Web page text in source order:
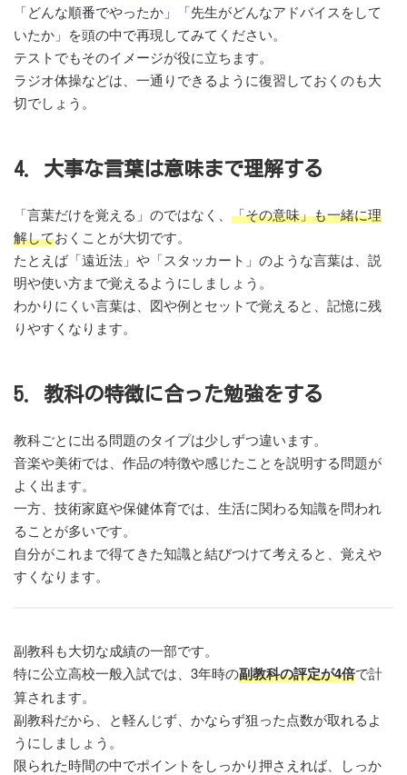
「どんな順番でやったか」「先生がどんなアドバイスをして
いたか」を頭の中で再現してみてください。
テストでもそのイメージが役に立ちます。
ラジオ体操などは、一通りできるように復習しておくのも大
切でしょう。
4. 大事な言葉は意味まで理解する
「言葉だけを覚える」のではなく、 「その意味」も一緒に理
解しておくことが大切です。
たとえば「遠近法」や「スタッカート」のような言葉は、説
明や使い方まで覚えるようにしましょう。
わかりにくい言葉は、図や例とセットで覚えると、記憶に残
りやすくなります。
5. 教科の特徴に合った勉強をする
教科ごとに出る問題のタイプは少しずつ違います。
音楽や美術では、作品の特徴や感じたことを説明する問題が
よく出ます。
一方、技術家庭や保健体育では、生活に関わる知識を問われ
ることが多いです。
自分がこれまで得てきた知識と結びつけて考えると、覚えや
すくなります。
副教科も大切な成績の一部です。
特に公立高校一般入試では、3年時の副教科の評定が4倍で計
算されます。
副教科だから、と軽んじず、かならず狙った点数が取れるよ
うにしましょう。
限られた時間の中でポイントをしっかり押さえれば、しっか